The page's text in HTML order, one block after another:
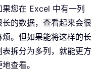
果您在 Excel 中有一列
长的数据，查看起来会很
烦。但如果能将这样的长
表拆分为多列，就能更方
查看。